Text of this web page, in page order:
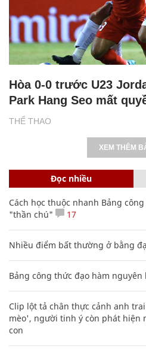
THỂ THAO
Hòa 0-0 trước U23
Park Hang Seo mất
XEM THÊM
Đọc nhiều
Cách học thuộc nhanh Bảng
"thần chú"
17
Nhiều điểm bất thường ở bằng
Bảng công thức đạo hàm
Clip lột tả chân thực cảnh anh
mèo', người tinh ý còn phát hiện
con